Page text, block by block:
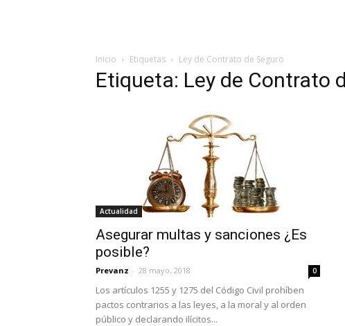
Inicio Etiquetas Ley de Contrato de Seguro
Etiqueta: Ley de Contrato
Actualidad
Asegurar multas y sanciones ¿Es
posible?
Prevanz - 28 mayo, 2018 0
Los artículos 1255 y 1275 del Código Civil prohíben
pactos contrarios a las leyes, a la moral y al orden
público y declarando ilícitos...